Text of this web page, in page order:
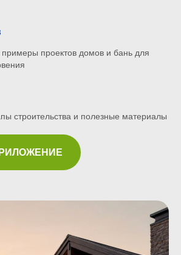
проектов домов и бань для
строительства и полезные материалы